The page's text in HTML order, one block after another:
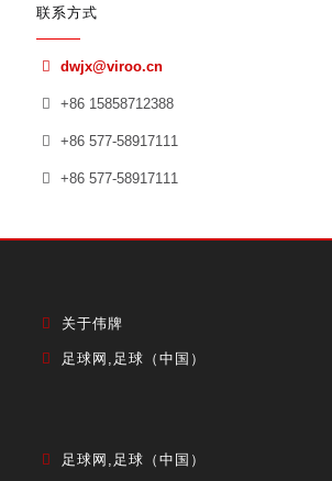
联系方式
dwjx@viroo.cn
+86 15858712388
+86 577-58917111
+86 577-58917111
关于伟牌
足球网,足球（中国）
足球网,足球（中国）